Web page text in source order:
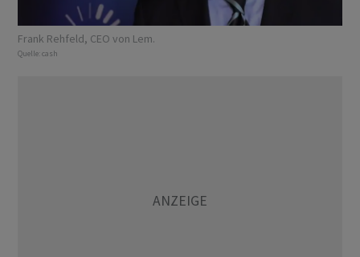
Frank Rehfeld, CEO von Lem.
Quelle: cash